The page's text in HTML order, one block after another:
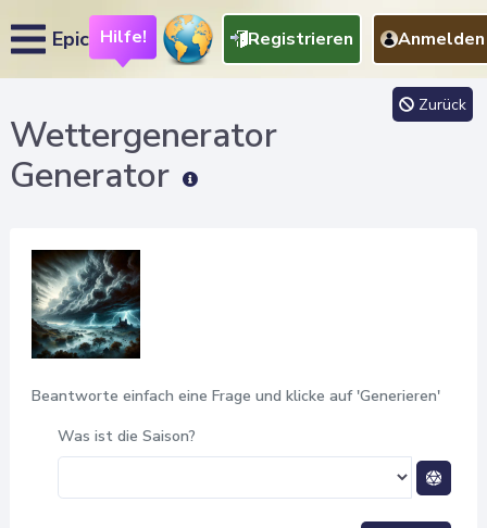
Epic Hilfe! Registrieren Anmelden
Wettergenerator
Generator
Zurück
Beantworte einfach eine Frage und klicke auf 'Generieren'
Was ist die Saison?